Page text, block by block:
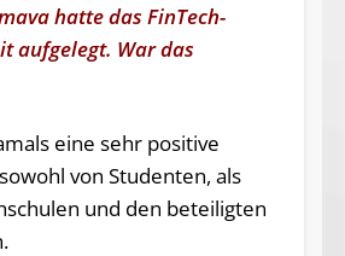
hatte das FinTech-
aufgelegt. War das
eine sehr positive
von Studenten, als
und den beteiligten